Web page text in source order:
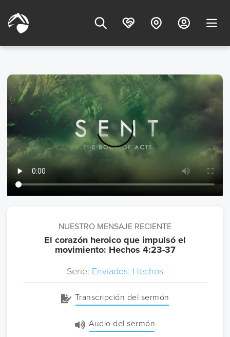
NUESTRO MENSAJE RECIENTE
El corazón heroico que impulsó el
movimiento: Hechos 4:23-37
Serie: Enviados: Hechos
Transcripción del sermón
Audio del sermón